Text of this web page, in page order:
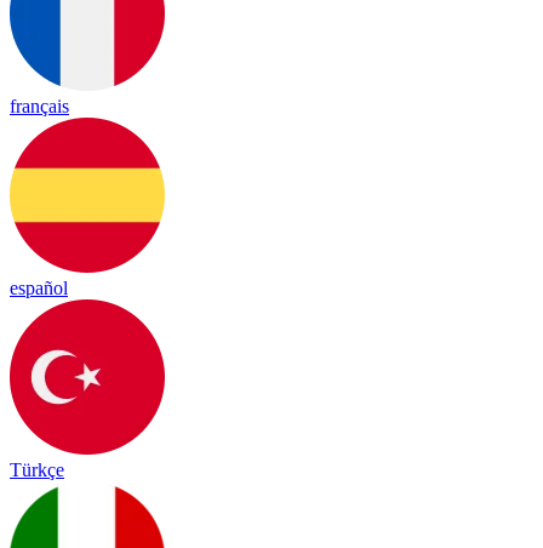
français
español
Türkçe